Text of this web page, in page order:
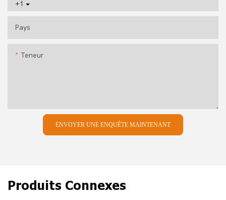
+1
Pays
Teneur
ENVOYER UNE ENQUÊTE MAINTENANT
Produits Connexes